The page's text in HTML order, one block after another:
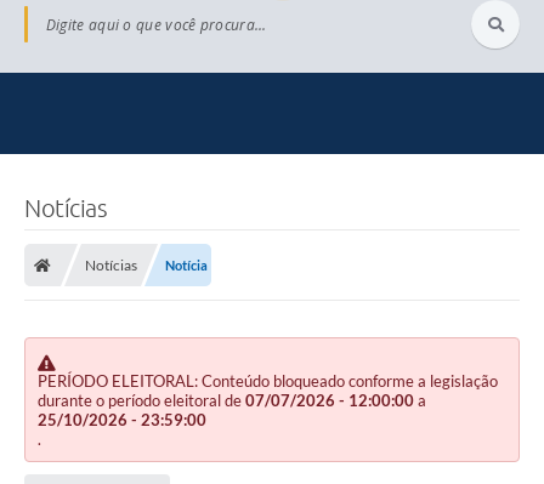
Digite aqui o que você procura...
Notícias
Notícias Notícia
PERÍODO ELEITORAL: Conteúdo bloqueado conforme a legislação
durante o período eleitoral de07/07/2026 - 12:00:00a
25/10/2026 - 23:59:00
.